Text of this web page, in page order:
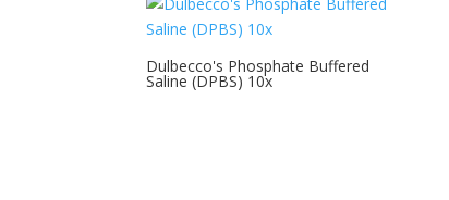
Dulbecco's Phosphate Buffered
Saline (DPBS) 10x